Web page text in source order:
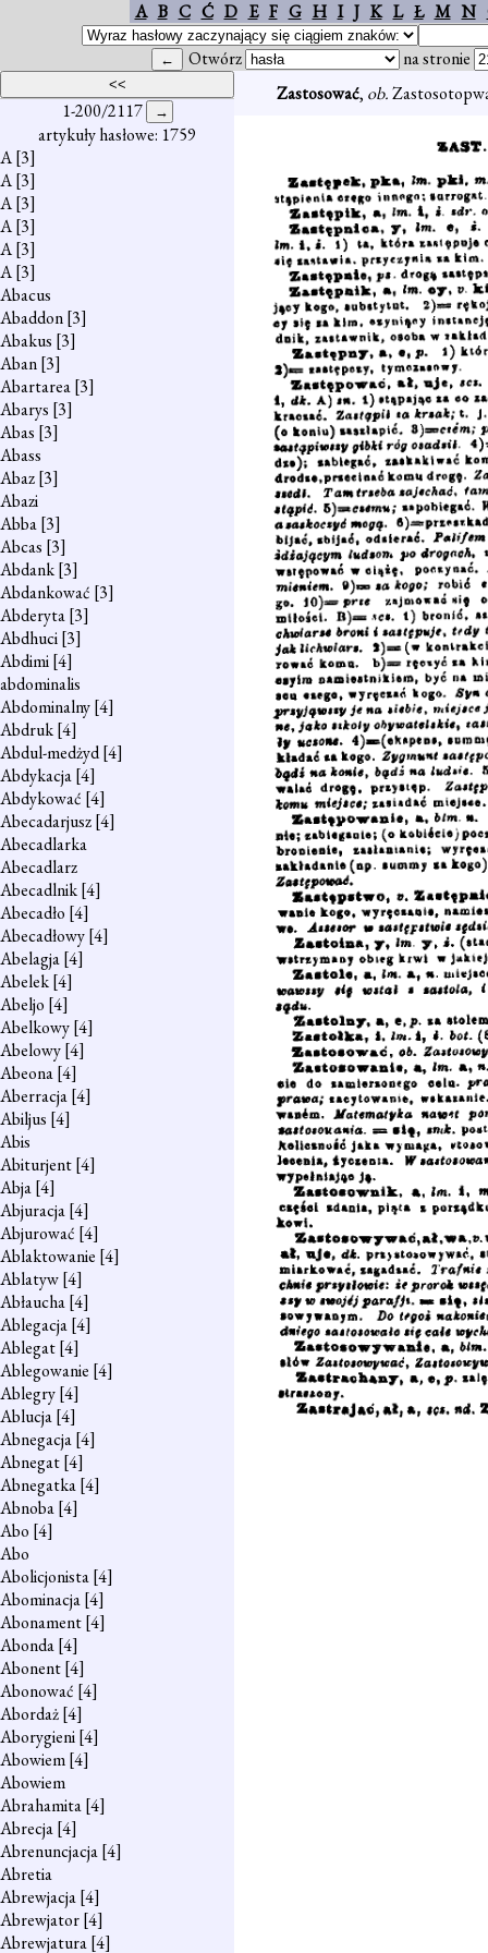
A B C Ć D E F G H I J K L Ł M N
Otwórz na stronie
1-200/2117
artykuły hasłowe: 1759
A[3]
A[3]
A[3]
A[3]
A[3]
A[3]
Abacus
Abaddon[3]
Abakus [3]
Aban[3]
Abartarea[3]
Abarys [3]
Abas [3]
Abass
Abaz[3]
Abazi
Abba[3]
Abcas [3]
Abdank[3]
Abdankować [3]
Abderyta[3]
Abdhuci[3]
Abdimi[4]
abdominalis
Abdominalny[4]
Abdruk[4]
Abdul-medżyd[4]
Abdykacja[4]
Abdykować [4]
Abecadarjusz[4]
Abecadlarka
Abecadlarz
Abecadlnik[4]
Abecadło [4]
Abecadłowy[4]
Abelagja[4]
Abelek[4]
Abeljo [4]
Abelkowy[4]
Abelowy[4]
Abeona[4]
Aberracja[4]
Abiljus [4]
Abis
Abiturjent[4]
Abja[4]
Abjuracja[4]
Abjurować [4]
Ablaktowanie [4]
Ablatyw[4]
Abłaucha[4]
Ablegacja[4]
Ablegat[4]
Ablegowanie [4]
Ablegry[4]
Ablucja[4]
Abnegacja[4]
Abnegat[4]
Abnegatka[4]
Abnoba[4]
Abo [4]
Abo
Abolicjonista[4]
Abominacja[4]
Abonament[4]
Abonda[4]
Abonent[4]
Abonować [4]
Abordaż[4]
Aborygieni[4]
Abowiem[4]
Abowiem
Abrahamita[4]
Abrecja[4]
Abrenuncjacja[4]
Abretia
Abrewjacja[4]
Abrewjator[4]
Abrewjatura[4]
Zastosować, ob.